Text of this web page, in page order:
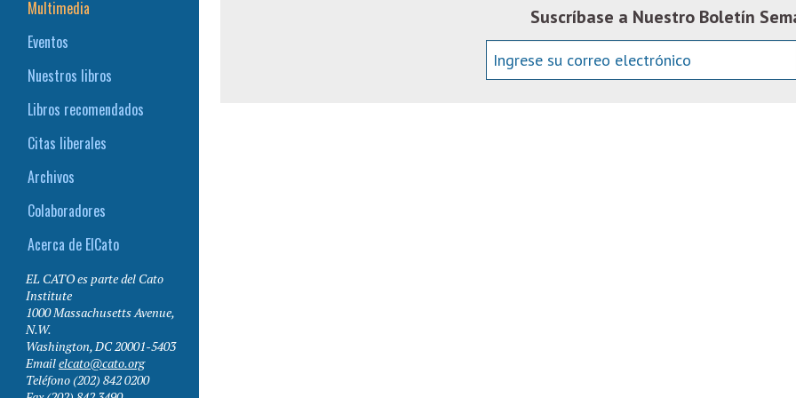
Suscríbase a Nuestro Boletín
Multimedia
Eventos
Nuestros libros
Libros recomendados
Citas liberales
Archivos
Colaboradores
Acerca de ElCato
EL CATO es parte del Cato
Institute
1000 Massachusetts Avenue,
N.W.
Washington,DC20001-5403
Emailelcato@cato.org
Teléfono(202) 842 0200